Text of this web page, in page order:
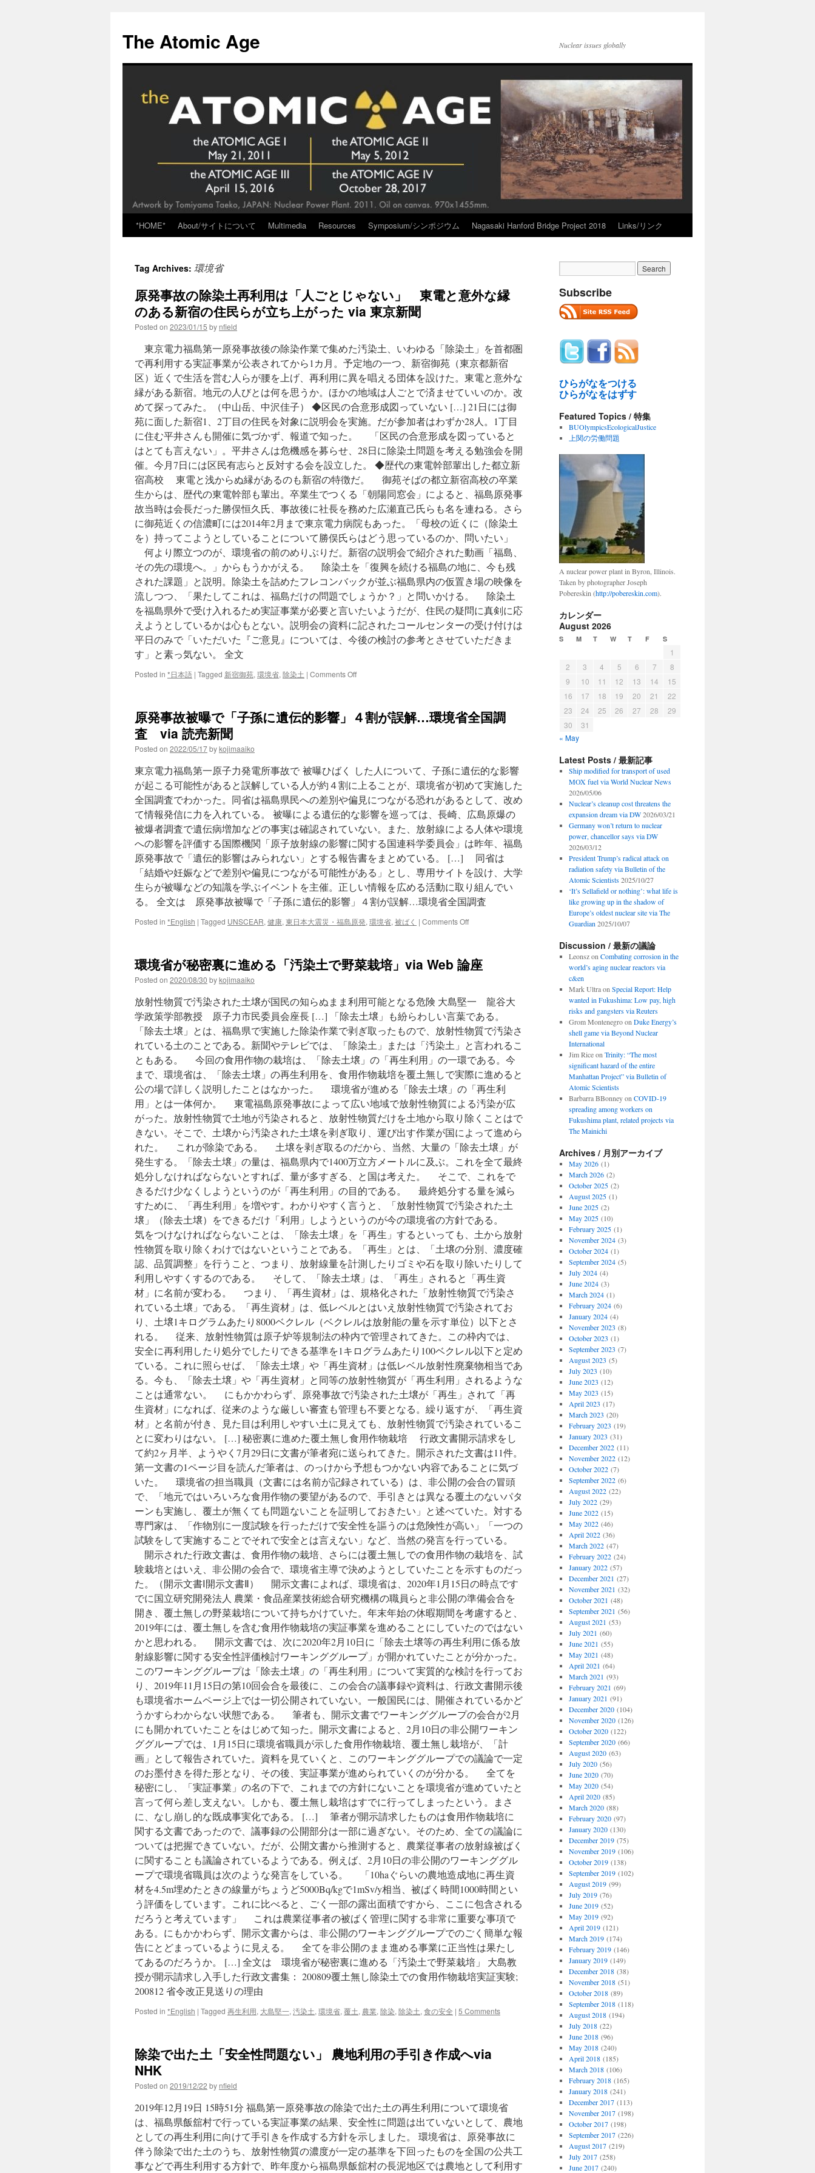
content
The Atomic Age Nuclear issues globally
*HOME* About/サイトについて Multimedia Resources Symposium/シンポジウム Nagasaki Hanford Bridge Project 2018 Links/リンク
Tag Archives: 環境省
原発事故の除染土再利用は「人ごとじゃない」 東電と意外な縁
のある新宿の住民らが立ち上がった via 東京新聞
Posted on 2023/01/15 by nfield
東京電力福島第一原発事故後の除染作業で集めた汚染土、いわゆる「除染土」を首都圏
で再利用する実証事業が公表されてから1カ月。予定地の一つ、新宿御苑（東京都新宿
区）近くで生活を営む人らが腰を上げ、再利用に異を唱える団体を設けた。東電と意外な
縁がある新宿。地元の人びとは何を思うか。ほかの地域は人ごとで済ませていいのか。改
めて探ってみた。（中山岳、中沢佳子） ◆区民の合意形成図っていない […] 21日には御
苑に面した新宿1、2丁目の住民を対象に説明会を実施。だが参加者はわずか28人。1丁目
に住む平井さんも開催に気づかず、報道で知った。 「区民の合意形成を図っていると
はとても言えない」。平井さんは危機感を募らせ、28日に除染土問題を考える勉強会を開
催。今月7日には区民有志らと反対する会を設立した。 ◆歴代の東電幹部輩出した都立新
宿高校 東電と浅からぬ縁があるのも新宿の特徴だ。 御苑そばの都立新宿高校の卒業
生からは、歴代の東電幹部も輩出。卒業生でつくる「朝陽同窓会」によると、福島原発事
故当時は会長だった勝俣恒久氏、事故後に社長を務めた広瀬直己氏らも名を連ねる。さら
に御苑近くの信濃町には2014年2月まで東京電力病院もあった。「母校の近くに（除染土
を）持ってこようとしていることについて勝俣氏らはどう思っているのか、問いたい」
何より際立つのが、環境省の前のめりぶりだ。新宿の説明会で紹介された動画「福島、
その先の環境へ。」からもうかがえる。 除染土を「復興を続ける福島の地に、今も残
された課題」と説明。除染土を詰めたフレコンバックが並ぶ福島県内の仮置き場の映像を
流しつつ、「果たしてこれは、福島だけの問題でしょうか？」と問いかける。 除染土
を福島県外で受け入れるため実証事業が必要と言いたいようだが、住民の疑問に真剣に応
えようとしているかは心もとない。説明会の資料に記されたコールセンターの受け付けは
平日のみで「いただいた『ご意見』については、今後の検討の参考とさせていただきま
す」と素っ気ない。 全文
Posted in *日本語 | Tagged 新宿御苑, 環境省, 除染土 | Comments Offon
故
再
利
用
は
「人
ご
と
じ
ゃ
な
い」
東
電
意
縁
の
新
宿
の
住
民
ら
が
立
ち
上
が
っ
た
via
東
京
新
聞
原発事故被曝で「子孫に遺伝的影響」４割が誤解…環境省全国調
査 via 読売新聞
Posted on 2022/05/17bykojimaaiko
東京電力福島第一原子力発電所事故で 被曝ひばく した人について、子孫に遺伝的な影響
が起こる可能性があると誤解している人が約４割に上ることが、環境省が初めて実施した
全国調査でわかった。同省は福島県民への差別や偏見につながる恐れがあるとして、改め
て情報発信に力を入れている。 被曝による遺伝的な影響を巡っては、長崎、広島原爆の
被爆者調査で遺伝病増加などの事実は確認されていない。また、放射線による人体や環境
への影響を評価する国際機関「原子放射線の影響に関する国連科学委員会」は昨年、福島
原発事故で「遺伝的影響はみられない」とする報告書をまとめている。 […] 同省は
「結婚や妊娠などで差別や偏見につながる可能性がある」とし、専用サイトを設け、大学
生らが被曝などの知識を学ぶイベントを主催。正しい情報を広める活動に取り組んでい
る。 全文は 原発事故被曝で「子孫に遺伝的影響」４割が誤解…環境省全国調査
Posted in *English | Tagged UNSCEAR, 健康, 東日本大震災・福島原発, 環境省, 被ばく | Comments Offon
故
孫
に
遺
伝
的
影
響」
割
が
誤
解…
環
境
全
国
調
査
via
読
売
新
聞
環境省が秘密裏に進める「汚染土で野菜栽培」via Web 論座
Posted on 2020/08/30 bykojimaaiko
放射性物質で汚染された土壌が国民の知らぬまま利用可能となる危険 大島堅一 龍谷大
学政策学部教授 原子力市民委員会座長 […] 「除去土壌」も紛らわしい言葉である。
「除去土壌」とは、福島県で実施した除染作業で剥ぎ取ったもので、放射性物質で汚染さ
れている土のことである。新聞やテレビでは、「除染土」または「汚染土」と言われるこ
ともある。 今回の食用作物の栽培は、「除去土壌」の「再生利用」の一環である。今
まで、環境省は、「除去土壌」の再生利用を、食用作物栽培を覆土無しで実際に進めると
公の場で詳しく説明したことはなかった。 環境省が進める「除去土壌」の「再生利
用」とは一体何か。 東電福島原発事故によって広い地域で放射性物質による汚染が広
がった。放射性物質で土地が汚染されると、放射性物質だけを土地から取り除くことはで
きない。そこで、土壌から汚染された土壌を剥ぎ取り、運び出す作業が国によって進めら
れた。 これが除染である。 土壌を剥ぎ取るのだから、当然、大量の「除去土壌」が
発生する。「除去土壌」の量は、福島県内で1400万立方メートルに及ぶ。これを全て最終
処分しなければならないとすれば、量が多すぎる、と国は考えた。 そこで、これをで
きるだけ少なくしようというのが「再生利用」の目的である。 最終処分する量を減ら
すために、「再生利用」を増やす。わかりやすく言うと、「放射性物質で汚染された土
壌」（除去土壌）をできるだけ「利用」しようというのが今の環境省の方針である。
気をつけなければならないことは、「除去土壌」を「再生」するといっても、土から放射
性物質を取り除くわけではないということである。「再生」とは、「土壌の分別、濃度確
認、品質調整」を行うこと、つまり、放射線量を計測したりゴミや石を取り除いたりして
利用しやすくするのである。 そして、「除去土壌」は、「再生」されると「再生資
材」に名前が変わる。 つまり、「再生資材」は、規格化された「放射性物質で汚染さ
れている土壌」である。「再生資材」は、低レベルとはいえ放射性物質で汚染されてお
り、土壌1キログラムあたり8000ベクレル（ベクレルは放射能の量を示す単位）以下とさ
れる。 従来、放射性物質は原子炉等規制法の枠内で管理されてきた。この枠内では、
安全に再利用したり処分でしたりできる基準を1キログラムあたり100ベクレル以下と定め
ている。これに照らせば、「除去土壌」や「再生資材」は低レベル放射性廃棄物相当であ
る。今も、「除去土壌」や「再生資材」と同等の放射性物質が「再生利用」されるような
ことは通常ない。 にもかかわらず、原発事故で汚染された土壌が「再生」されて「再
生資材」になれば、従来のような厳しい審査も管理も不要となる。繰り返すが、「再生資
材」と名前が付き、見た目は利用しやすい土に見えても、放射性物質で汚染されているこ
とに変わりはない。 […] 秘密裏に進めた覆土無し食用作物栽培 行政文書開示請求をし
て約2ヶ月半、ようやく7月29日に文書が筆者宛に送られてきた。開示された文書は11件。
第一文書の1ページ目を読んだ筆者は、のっけから予想もつかない内容であることに気づ
いた。 環境省の担当職員（文書には名前が記録されている）は、非公開の会合の冒頭
で、「地元ではいろいろな食用作物の要望があるので、手引きとは異なる覆土のないパタ
ーンも実施し、覆土が無くても問題ないことを証明しておきたい」と述べていた。対する
専門家は、「作物別に一度試験を行っただけで安全性を謳うのは危険性が高い」「一つの
試験をして実施することでそれで安全とは言えない」など、当然の発言を行っている。
開示された行政文書は、食用作物の栽培、さらには覆土無しでの食用作物の栽培を、試
験栽培とはいえ、非公開の会合で、環境省主導で決めようとしていたことを示すものだっ
た。（開示文書Ⅰ開示文書Ⅱ） 開示文書によれば、環境省は、2020年1月15日の時点です
でに国立研究開発法人 農業・食品産業技術総合研究機構の職員らと非公開の準備会合を
開き、覆土無しの野菜栽培について持ちかけていた。年末年始の休暇期間を考慮すると、
2019年には、覆土無しを含む食用作物栽培の実証事業を進めることにしていたのではない
かと思われる。 開示文書では、次に2020年2月10日に「除去土壌等の再生利用に係る放
射線影響に関する安全性評価検討ワーキンググループ」が開かれていたことが分かった。
このワーキンググループは「除去土壌」の「再生利用」について実質的な検討を行ってお
り、2019年11月15日の第10回会合を最後に、この会合の議事録や資料は、行政文書開示後
も環境省ホームページ上では一切公開されていない。一般国民には、開催されているかど
うかすらわからない状態である。 筆者も、開示文書でワーキンググループの会合が2月
にも開かれていたことをはじめて知った。開示文書によると、2月10日の非公開ワーキン
ググループでは、1月15日に環境省職員が示した食用作物栽培、覆土無し栽培が、「計
画」として報告されていた。資料を見ていくと、このワーキンググループでの議論で一定
のお墨付きを得た形となり、その後、実証事業が進められていくのが分かる。 全てを
秘密にし、「実証事業」の名の下で、これまでの方針にないことを環境省が進めていたと
言って何ら差し支えない。しかも、覆土無し栽培はすでに行ってしまったという。まさ
に、なし崩し的な既成事実化である。 […] 筆者が開示請求したものは食用作物栽培に
関する文書であったので、議事録の公開部分は一部に過ぎない。そのため、全ての議論に
ついては把握できていない。だが、公開文書から推測すると、農業従事者の放射線被ばく
に関することも議論されているようである。例えば、2月10日の非公開のワーキンググル
ープで環境省職員は次のような発言をしている。 「10haぐらいの農地造成地に再生資
材を4.5m埋めたときの線量がちょうど5000Bq/kgで1mSv/y相当、被ばく時間1000時間とい
う評価をしています。これに比べると、ごく一部の露出面積ですから、ここに包含される
だろうと考えています」 これは農業従事者の被ばく管理に関する非常に重要な事項で
ある。にもかかわらず、開示文書からは、非公開のワーキンググループでのごく簡単な報
告にとどまっているように見える。 全てを非公開のまま進める事業に正当性は果たし
てあるのだろうか。 […] 全文は 環境省が秘密裏に進める「汚染土で野菜栽培」 大島教
授が開示請求し入手した行政文書集： 200809覆土無し除染土での食用作物栽培実証実験;
200812 省令改正見送りの理由
Posted in *English | Tagged 再生利用, 大島堅一, 汚染土, 環境省, 覆土, 農業, 除染, 除染土, 食の安全 | 5 Comments
除染で出た土「安全性問題ない」 農地利用の手引き作成へvia
NHK
Posted on 2019/12/22 by nfield
2019年12月19日 15時51分 福島第一原発事故の除染で出た土の再生利用について環境省
は、福島県飯舘村で行っている実証事業の結果、安全性に問題は出ていないとして、農地
としての再生利用に向けて手引きを作成する方針を示しました。 環境省は、原発事故に
伴う除染で出た土のうち、放射性物質の濃度が一定の基準を下回ったものを全国の公共工
事などで再生利用する方針で、昨年度から福島県飯舘村の長泥地区では農地として利用す
Subscribe
ひらがなをつける
ひらがなをはずす
Featured Topics / 特集
BUOlympicsEcologicalJustice
上関の労働問題
A nuclear power plant in Byron, Illinois.
Taken by photographer Joseph
Pobereskin (http://pobereskin.com).
カレンダー
August 2026
S M T W T F S
1
2
3 4 5 6 7
8
9
10 11 12 13 14
15
16
17 18 19 20 21
22
23
24 25 26 27 28
29
30
31
« May
Latest Posts / 最新記事
Ship modified for transport of used
MOX fuel via World Nuclear News
2026/05/06
Nuclear’s cleanup cost threatens the
expansion dream via DW 2026/03/21
Germany won’t return to nuclear
power, chancellor says via DW
2026/03/12
President Trump’s radical attack on
radiation safety via Bulletin of the
Atomic Scientists 2025/10/27
‘It’s Sellafield or nothing’: what life is
like growing up in the shadow of
Europe’s oldest nuclear site via The
Guardian 2025/10/07
Discussion / 最新の議論
Leonszon Combating corrosion in the
world’s aging nuclear reactors via
c&en
Mark Ultraon Special Report: Help
wanted in Fukushima: Low pay, high
risks and gangsters via Reuters
Grom Montenegroon Duke Energy’s
shell game via Beyond Nuclear
International
Jim Riceon Trinity: “The most
significant hazard of the entire
Manhattan Project” via Bulletin of
Atomic Scientists
Barbarra BBonneyon COVID-19
spreading among workers on
Fukushima plant, related projects via
The Mainichi
Archives / 月別アーカイブ
May 2026(1)
March 2026(2)
October 2025(2)
August 2025(1)
June 2025(2)
May 2025(10)
February 2025(1)
November 2024(3)
October 2024(1)
September 2024(5)
July 2024(4)
June 2024(3)
March 2024(1)
February 2024(6)
January 2024(4)
November 2023 (8)
October 2023 (1)
September 2023 (7)
August 2023 (5)
July 2023 (10)
June 2023 (12)
May 2023 (15)
April 2023 (17)
March 2023 (20)
February 2023 (19)
January 2023 (31)
December 2022(11)
November 2022(12)
October 2022(7)
September 2022(6)
August 2022(22)
July 2022(29)
June 2022(15)
May 2022(46)
April 2022(36)
March 2022(47)
February 2022(24)
January 2022(57)
December 2021 (27)
November 2021 (32)
October 2021 (48)
September 2021 (56)
August 2021 (53)
July 2021 (60)
June 2021 (55)
May 2021 (48)
April 2021 (64)
March 2021 (93)
February 2021 (69)
January 2021 (91)
December 2020(104)
November 2020(126)
October 2020(122)
September 2020(66)
August 2020(63)
July 2020(56)
June 2020(70)
May 2020(54)
April 2020(85)
March 2020(88)
February 2020(97)
January 2020(130)
December 2019(75)
November 2019(106)
October 2019(138)
September 2019(102)
August 2019(99)
July 2019(76)
June 2019(52)
May 2019(92)
April 2019(121)
March 2019(174)
February 2019(146)
January 2019(149)
December 2018(38)
November 2018(51)
October 2018(89)
September 2018(118)
August 2018(194)
July 2018(22)
June 2018(96)
May 2018(240)
April 2018(185)
March 2018(106)
February 2018(165)
January 2018(241)
December 2017(113)
November 2017(198)
October 2017(198)
September 2017(226)
August 2017(219)
July 2017(258)
June 2017(240)